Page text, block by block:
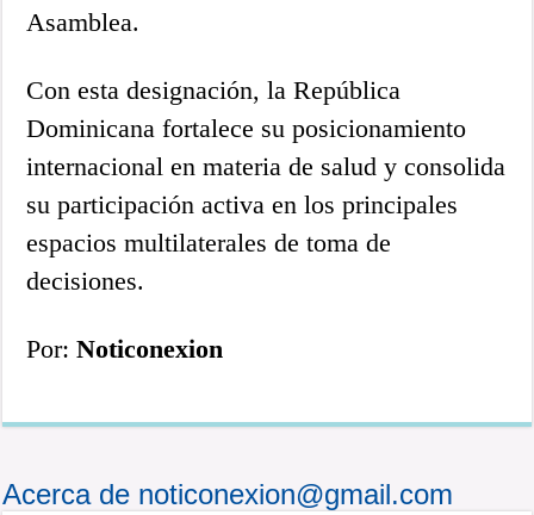
Asamblea.
Con esta designación, la República
Dominicana fortalece su posicionamiento
internacional en materia de salud y consolida
su participación activa en los principales
espacios multilaterales de toma de
decisiones.
Por:Noticonexion
Acerca de noticonexion@gmail.com